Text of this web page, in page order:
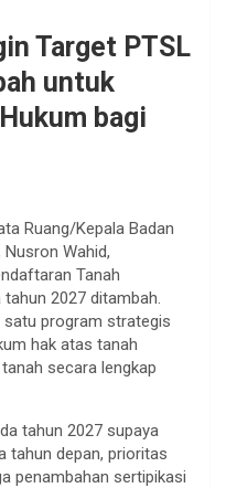
Target PTSL
untuk
bagi
Ruang/Kepala Badan
Wahid,
Tanah
2027 ditambah.
satu program strategis
hak atas tanah
secara lengkap
tahun 2027 supaya
tahun depan, prioritas
penambahan sertipikasi